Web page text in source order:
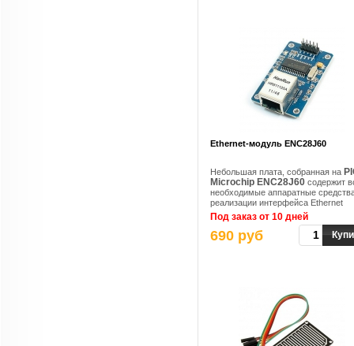
Ethernet-модуль ENC28J60
Небольшая плата, собранная на
Microchip ENC28J60 содержит
необходимые аппаратные
реализации интерфейса Ethernet
Под заказ от 10 дней
690 руб